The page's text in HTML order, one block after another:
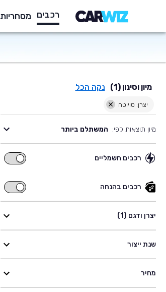
רכבים מסחריות
מיון וסינון (1) נקה הכל
יצרן: טויוטה
מיון תוצאות לפי: המשתלם ביותר
רכבים חשמליים
רכבים
רכבים בהנחה
רכבים
בהנחה
יצרן ודגם (1)
שנת ייצור
מחיר